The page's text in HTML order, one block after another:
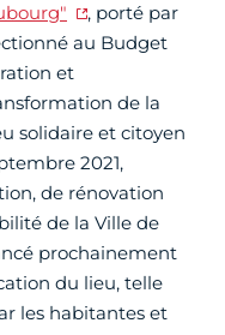
, porté par
au Budget
et
de la
solidaire et citoyen
2021,
de rénovation
de la Ville de
prochainement
du lieu, telle
les habitantes et